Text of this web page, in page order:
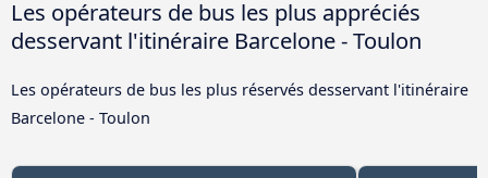
Les opérateurs de bus les plus appréciés
desservant l'itinéraire Barcelone - Toulon
Les opérateurs de bus les plus réservés desservant l'itinéraire
Barcelone - Toulon